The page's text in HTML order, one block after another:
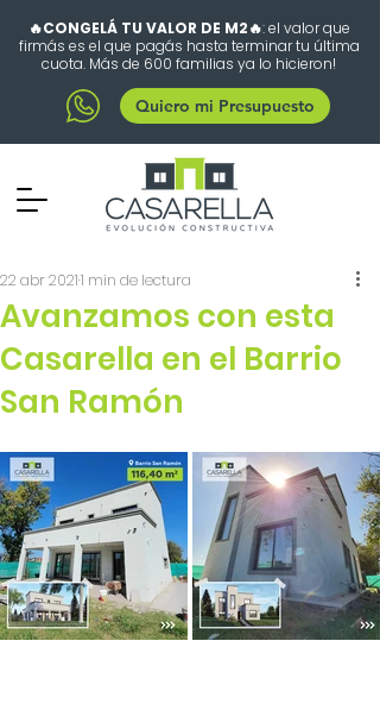
🔥CONGELÁ TU VALOR DE M2🔥: el valor que
firmás es el que pagás hasta terminar tu última
cuota. Más de 600 familias ya lo hicieron!
Quiero mi Presupuesto
Avanzamos con esta
Casarella en el Barrio
San Ramón
22 abr 20211 min de lectura